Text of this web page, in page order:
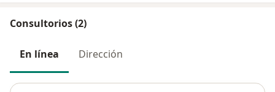
Consultorios (2)
En línea Dirección